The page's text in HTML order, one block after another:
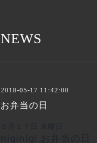
NEWS
2018-05-17 11:42:00
お弁当の日